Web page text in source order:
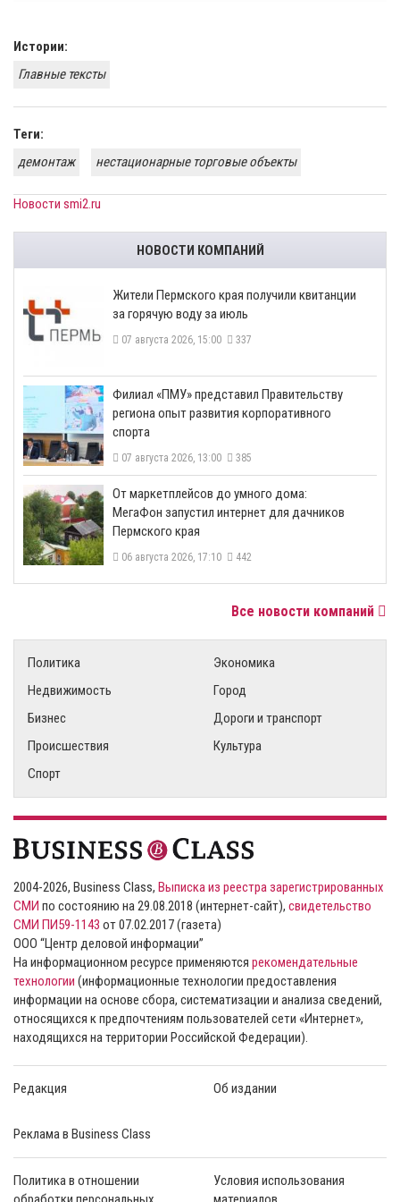
Истории:
Главные тексты
Теги:
демонтаж
нестационарные торговые объекты
Новости smi2.ru
НОВОСТИ КОМПАНИЙ
​Жители Пермского края получили квитанции
за горячую воду за июль
07 августа 2026, 15:00 337
​Филиал «ПМУ» представил Правительству
региона опыт развития корпоративного
спорта
07 августа 2026, 13:00 385
От маркетплейсов до умного дома:
МегаФон запустил интернет для дачников
Пермского края
06 августа 2026, 17:10 442
Все новости компаний
Политика
Экономика
Недвижимость
Город
Бизнес
Дороги и транспорт
Происшествия
Культура
Спорт
2004-2026, Business Class, Выписка из реестра зарегистрированных
СМИ по состоянию на 29.08.2018 (интернет-сайт), свидетельство
СМИ ПИ59-1143 от 07.02.2017 (газета)
ООО “Центр деловой информации”
На информационном ресурсе применяются рекомендательные
технологии (информационные технологии предоставления
информации на основе сбора, систематизации и анализа сведений,
относящихся к предпочтениям пользователей сети «Интернет»,
находящихся на территории Российской Федерации).
Редакция Об издании
Реклама в Business Class
Политика в отношении
Условия использования